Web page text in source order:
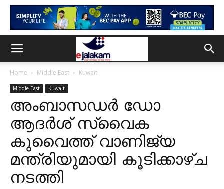
Home Middle East Kuwait
Middle East Kuwait
അംബാസഡർ ഡോ
ആദർശ് സ്വൈക
കുവൈത്ത് വാണിജ്യ
മന്ത്രിയുമായി കൂടിക്കാഴ്ച
നടത്തി